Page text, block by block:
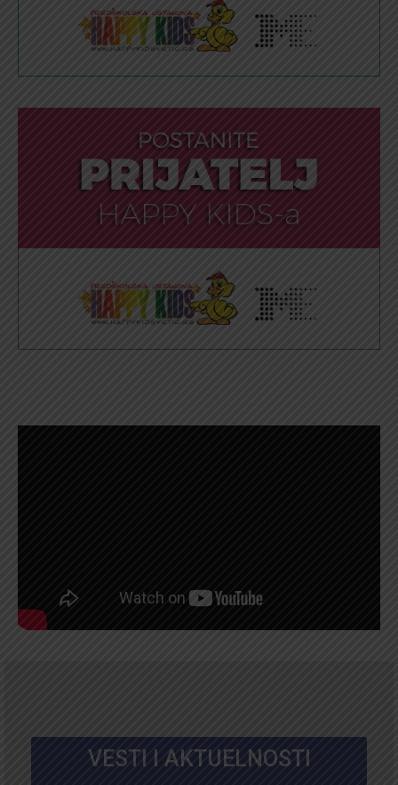
VESTI I AKTUELNOSTI